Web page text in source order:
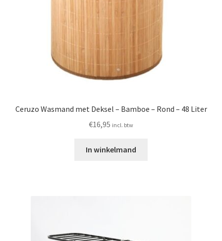
Ceruzo Wasmand met Deksel – Bamboe – Rond – 48 Liter
€16,95 incl. btw
In winkelmand